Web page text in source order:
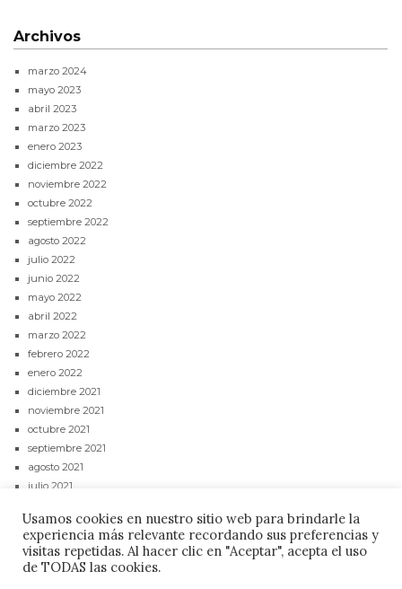
Archivos
marzo 2024
mayo 2023
abril 2023
marzo 2023
enero 2023
diciembre 2022
noviembre 2022
octubre 2022
septiembre 2022
agosto 2022
julio 2022
junio 2022
mayo 2022
abril 2022
marzo 2022
febrero 2022
enero 2022
diciembre 2021
noviembre 2021
octubre 2021
septiembre 2021
agosto 2021
julio 2021
mayo 2021
abril 2021
Usamos cookies en nuestro sitio web para brindarle la
experiencia más relevante recordando sus preferencias y
visitas repetidas. Al hacer clic en "Aceptar", acepta el uso
de TODAS las cookies.